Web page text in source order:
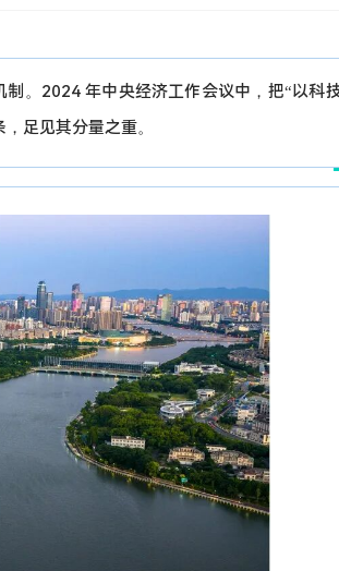
。2024 年中央经济工作会议中，把“以科
足见其分量之重。